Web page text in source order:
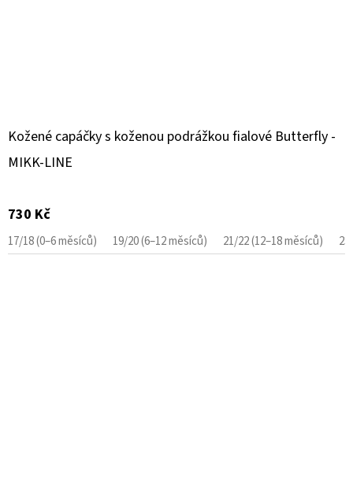
Kožené capáčky s koženou podrážkou fialové Butterfly -
MIKK-LINE
730 Kč
17/18 (0–6 měsíců) 19/20 (6–12 měsíců) 21/22 (12–18 měsíců)